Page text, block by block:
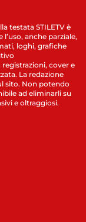
testata STILETV è
anche parziale,
loghi, grafiche
cover e
La redazione
sito. Non potendo
ad eliminarli su
e oltraggiosi.